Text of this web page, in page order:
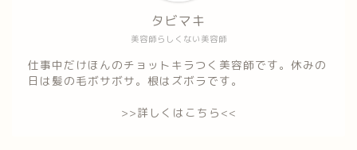
美容師らしくない美容師
タビマキ
仕事中だけほんのチョットキラつく美容師です。休みの
日は髪の毛ボサボサ。根はズボラです。
>>詳しくはこちら<<